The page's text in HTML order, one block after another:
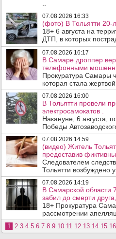
07.08.2026 16:33
(фото) В Тольятти 20-
18+ 6 августа на
ДТП, в которых
07.08.2026 16:17
В Самаре дроппер
телефонными
Прокуратура Самары
которая стала
07.08.2026 16:00
В Тольятти провели
электросамокатов .
Накануне, 6 августа,
Победы
07.08.2026 14:59
(видео) Житель
предоставив
Следователем
Тольятти возбуждено
07.08.2026 14:19
В Самарской области
забил до смерти
18+ Прокуратура
рассмотрении
1 2 3 4 5 6 7 8 9 10 11 12 13 14 15 16